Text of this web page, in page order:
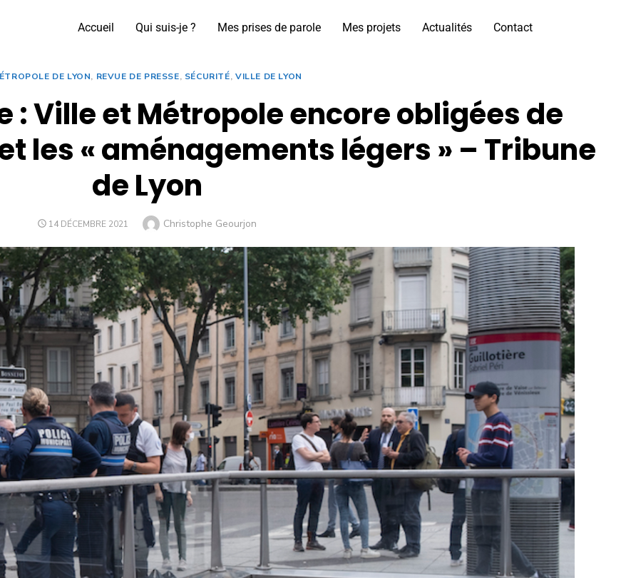
Accueil Qui suis-je ? Mes prises de parole Mes projets Actualités Contact
DE LYON, REVUE DE PRESSE, SÉCURITÉ, VILLE DE LYON
: Ville et Métropole encore obligées de
les « aménagements légers » – Tribune
de Lyon
14 DÉCEMBRE 2021 Christophe Geourjon